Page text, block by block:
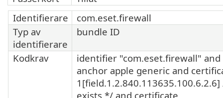
Identifierare
com.eset.firewall
Typ av
identifierare
bundle ID
Kodkrav
identifier "com.eset.firewall" and
anchor apple generic and
exists */ and certificate